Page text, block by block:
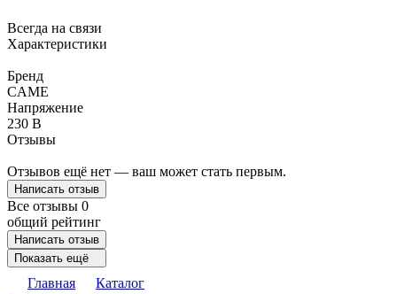
Всегда на связи
Характеристики
Бренд
CAME
Напряжение
230 В
Отзывы
Отзывов ещё нет — ваш может стать первым.
Написать отзыв
Все отзывы 0
общий рейтинг
Написать отзыв
Показать ещё
Главная
Каталог